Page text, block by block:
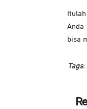
bisa
Tags: